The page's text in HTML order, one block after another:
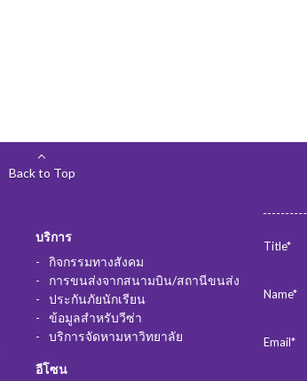
Back to Top
บริการ
กิจกรรมทางสังคม
การขนส่งจากสนามบิน/สถานีขนส่ง
ประกันภัยนักเรียน
ข้อมูลสำหรับวีซ่า
บริการจัดหามหาวิทยาลัย
อีโซน
Title*
Name*
Email*